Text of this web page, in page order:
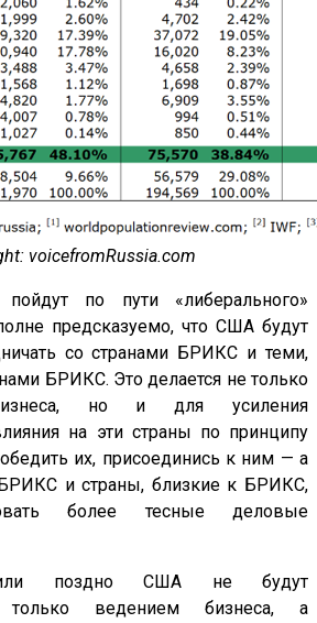
voicefromRussia.com
по пути «либерального»
предсказуемо, что США будут
со странами БРИКС и теми,
БРИКС. Это делается не только
но и для усиления
на эти страны по принципу
их, присоединись к ним — а
и страны, близкие к БРИКС,
более тесные деловые
поздно США не будут
только ведением бизнеса, а